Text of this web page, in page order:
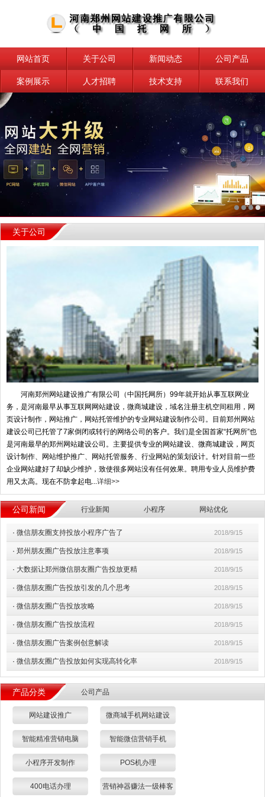
网站首页 关于公司 新闻动态 公司产品
案例展示 人才招聘 技术支持 联系我们
关于公司
河南郑州网站建设推广有限公司（中国托网所）99年就开始从事互联网业
务，是河南最早从事互联网网站建设，微商城建设，域名注册主机空间租用，网
页设计制作，网站推广，网站托管维护的专业网站建设制作公司。目前郑州网站
建设公司已托管了7家倒闭或转行的网络公司的客户。我们是全国首家“托网所”也
是河南最早的郑州网站建设公司。主要提供专业的网站建设、微商城建设，网页
设计制作、网站维护推广、网站托管服务、行业网站的策划设计。针对目前一些
企业网站建好了却缺少维护，致使很多网站没有任何效果。聘用专业人员维护费
用又太高。现在不防拿起电...详细>>
公司新闻 行业新闻 小程序 网站优化
· 微信朋友圈支持投放小程序广告了 2018/9/15
· 郑州朋友圈广告投放注意事项 2018/9/15
· 大数据让郑州微信朋友圈广告投放更精 2018/9/15
· 微信朋友圈广告投放引发的几个思考 2018/9/15
· 微信朋友圈广告投放攻略 2018/9/15
· 微信朋友圈广告投放流程 2018/9/15
· 微信朋友圈广告案例创意解读 2018/9/15
· 微信朋友圈广告投放如何实现高转化率 2018/9/15
产品分类 公司产品
网站建设推广 微商城手机网站建设
智能精准营销电脑 智能微信营销手机
小程序开发制作 POS机办理
400电话办理 营销神器赚法一级棒客